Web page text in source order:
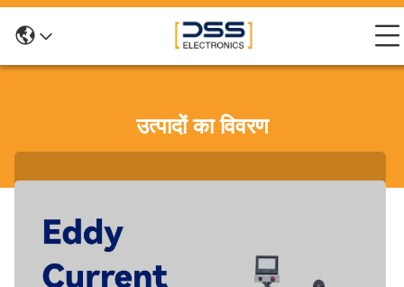
उत्पादों का विवरण